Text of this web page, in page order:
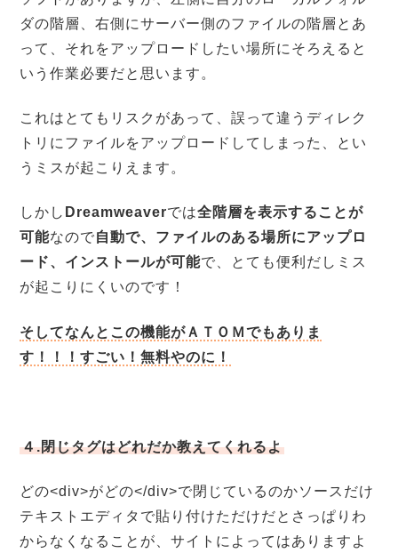
ダの階層、右側にサーバー側のファイルの階層とあ
って、それをアップロードしたい場所にそろえると
いう作業必要だと思います。
これはとてもリスクがあって、誤って違うディレク
トリにファイルをアップロードしてしまった、とい
うミスが起こりえます。
しかし Dreamweaverでは全階層を表示することが
可能なので自動で、ファイルのある場所にアップロ
ード、インストールが可能で、とても便利だしミス
が起こりにくいのです！
そしてなんとこの機能がＡＴＯＭでもありま
す！！！すごい！無料やのに！
４.閉じタグはどれだか教えてくれるよ
どの<div>がどの</div>で閉じているのかソースだけ
テキストエディタで貼り付けただけだとさっぱりわ
からなくなることが、サイトによってはありますよ